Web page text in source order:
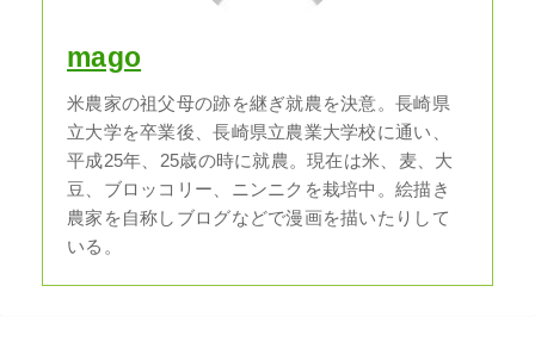
mago
米農家の祖父母の跡を継ぎ就農を決意。長崎県
立大学を卒業後、長崎県立農業大学校に通い、
平成25年、25歳の時に就農。現在は米、麦、大
豆、ブロッコリー、ニンニクを栽培中。絵描き
農家を自称しブログなどで漫画を描いたりして
いる。